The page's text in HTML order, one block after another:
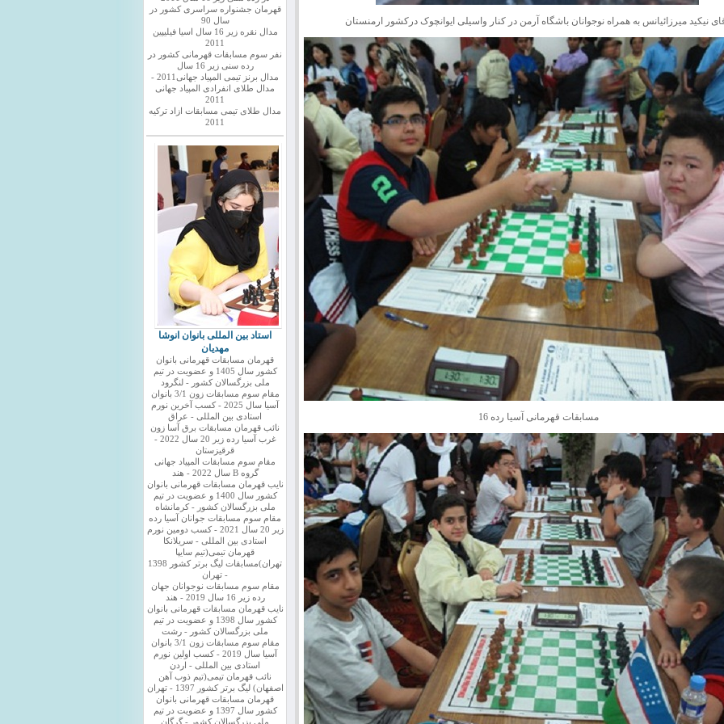
نیکید میرزائیانس به همراه نوجوانان باشگاه آرمن در کنار واسیلی ایوانچوک درکشور ارمنستان
مسابقات قهرمانی آسیا رده 16
قهرمان جشنواره سراسری کشور در
سال 90
مدال نقره زیر 16 سال اسیا فیلیپین
2011
نفر سوم مسابقات قهرمانی کشور در
رده سنی زیر 16 سال
مدال برنز تیمی المپیاد جهانی2011 -
مدال طلای انفرادی المپیاد جهانی
2011
مدال طلای تیمی مسابقات ازاد ترکیه
2011
استاد بین المللی بانوان انوشا
مهدیان
قهرمان مسابقات قهرمانی بانوان
کشور سال 1405 و عضویت در تیم
ملی بزرگسالان کشور - لنگرود
مقام سوم مسابقات زون 3/1 بانوان
آسیا سال 2025 - کسب آخرین نورم
استادی بین المللی - عراق
نائب قهرمان مسابقات برق آسا زون
غرب آسیا رده زیر 20 سال 2022 -
قرقیزستان
مقام سوم مسابقات المپیاد جهانی
گروه B سال 2022 - هند
نایب قهرمان مسابقات قهرمانی بانوان
کشور سال 1400 و عضویت در تیم
ملی بزرگسالان کشور - کرمانشاه
مقام سوم مسابقات جوانان آسیا رده
زیر 20 سال 2021 - کسب دومین نورم
استادی بین المللی - سریلانکا
قهرمان تیمی(تیم سایپا
تهران)مسابقات لیگ برتر کشور 1398
- تهران
مقام سوم مسابقات نوجوانان جهان
رده زیر 16 سال 2019 - هند
نایب قهرمان مسابقات قهرمانی بانوان
کشور سال 1398 و عضویت در تیم
ملی بزرگسالان کشور - رشت
مقام سوم مسابقات زون 3/1 بانوان
آسیا سال 2019 - کسب اولین نورم
استادی بین المللی - اردن
نائب قهرمان تیمی(تیم ذوب آهن
اصفهان) لیگ برتر کشور 1397 - تهران
قهرمان مسابقات قهرمانی بانوان
کشور سال 1397 و عضویت در تیم
ملی بزرگسالان کشور - گرگان